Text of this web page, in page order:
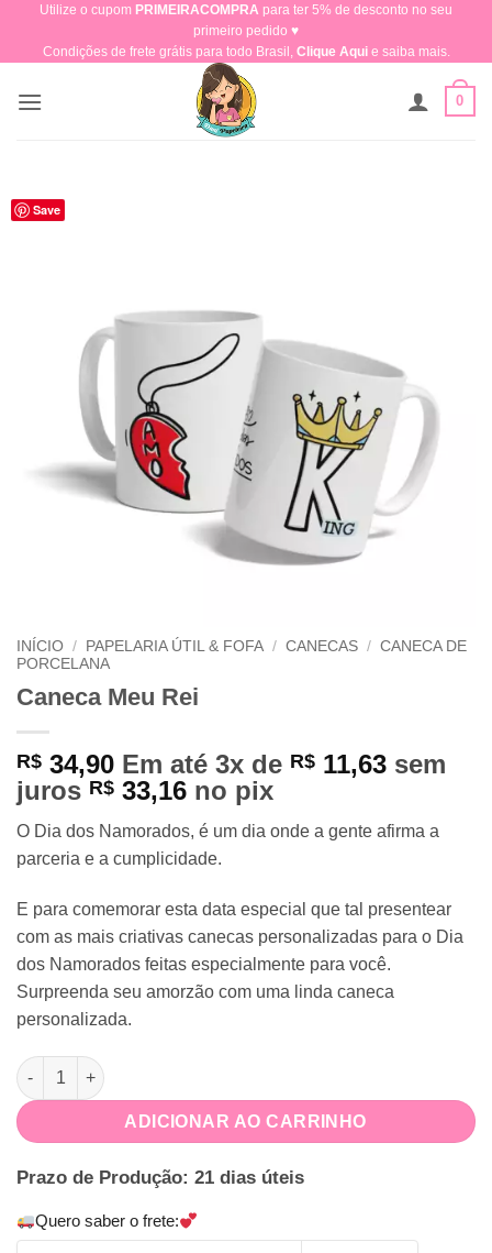
content
Utilize o cupom PRIMEIRACOMPRA para ter 5% de desconto no seu
primeiro pedido ♥​
Condições de frete grátis para todo Brasil, Clique Aquie saiba mais.
0
Save
INÍCIO / PAPELARIA ÚTIL & FOFA / CANECAS / CANECA DE
PORCELANA
Caneca Meu Rei
R$ 34,90 Em até 3x de R$ 11,63 sem
juros R$ 33,16 no pix
O Dia dos Namorados, é um dia onde a gente afirma a
parceria e a cumplicidade.
E para comemorar esta data especial que tal presentear
com as mais criativas canecas personalizadas para o Dia
dos Namorados feitas especialmente para você.
Surpreenda seu amorzão com uma linda caneca
personalizada.
Caneca Meu Rei quantidade
ADICIONAR AO CARRINHO
Prazo de Produção: 21 dias úteis
Quero saber o frete: